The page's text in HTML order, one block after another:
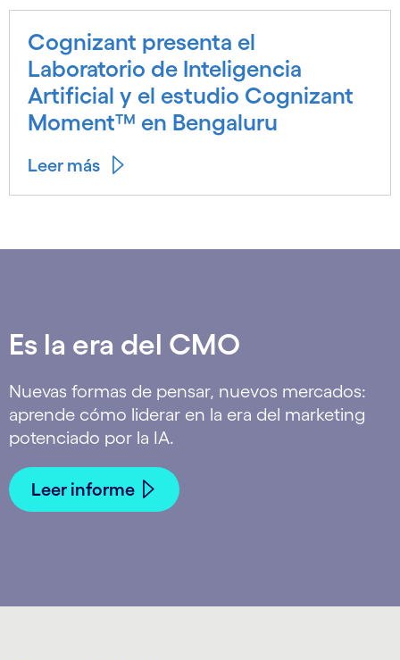
Cognizant presenta el
Laboratorio de Inteligencia
Artificial y el estudio Cognizant
Moment™ en Bengaluru
Leer más
Es la era del CMO
Nuevas formas de pensar, nuevos mercados:
aprende cómo liderar en la era del marketing
potenciado por la IA.
Leer informe